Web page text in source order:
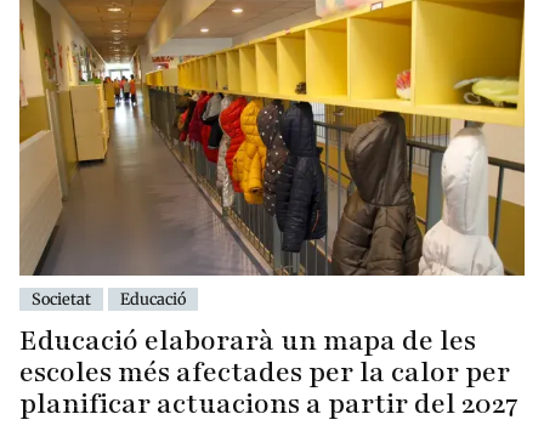
Societat Educació
Educació elaborarà un mapa de les
escoles més afectades per la calor per
planificar actuacions a partir del 2027